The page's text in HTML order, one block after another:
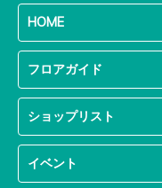
HOME
フロアガイド
ショップリスト
イベント